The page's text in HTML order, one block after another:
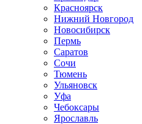
Красноярск
Нижний Новгород
Новосибирск
Пермь
Саратов
Сочи
Тюмень
Ульяновск
Уфа
Чебоксары
Ярославль